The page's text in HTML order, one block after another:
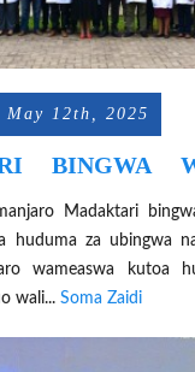
May 12th, 2025
BINGWA
Madaktari
huduma za ubingwa
wameaswa kutoa
wali... Soma Zaidi